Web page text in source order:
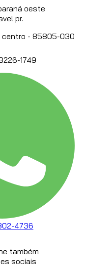
oeste
pr.
centro - 85805-030
1749
4736
também
sociais